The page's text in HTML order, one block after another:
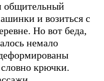
общительный
и возиться с
Но вот беда,
немало
крючки.